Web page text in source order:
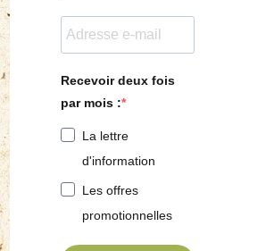
Recevoir deux fois
par mois :
La lettre
d'information
Les offres
promotionnelles